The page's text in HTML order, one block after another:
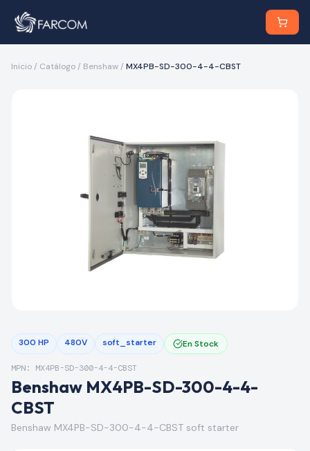
Inicio / Catálogo / Benshaw / MX4PB-SD-300-4-4-CBST
300 HP 480V soft_starter En Stock
MPN: MX4PB-SD-300-4-4-CBST
Benshaw MX4PB-SD-300-4-4-
CBST
Benshaw MX4PB-SD-300-4-4-CBST soft starter